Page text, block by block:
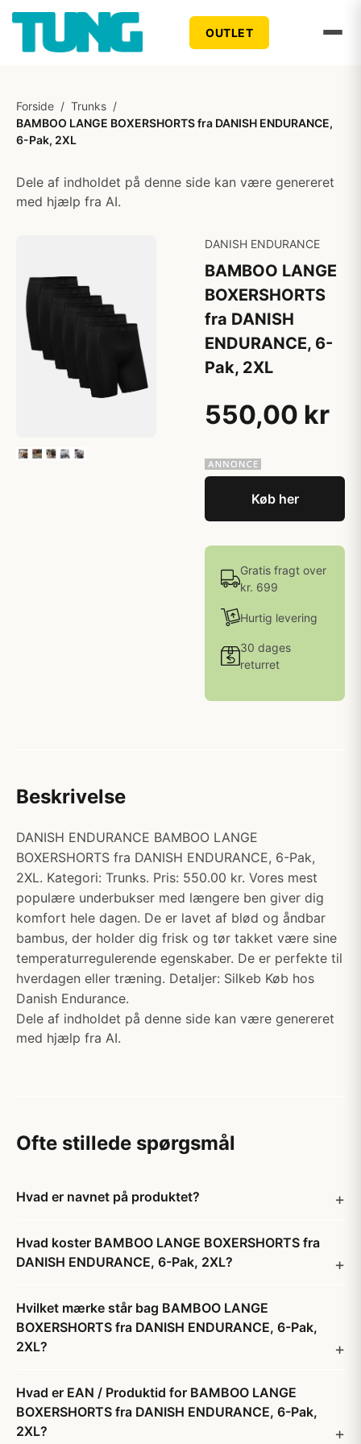
OUTLET
Forside / Trunks /
BAMBOO LANGE BOXERSHORTS fra DANISH ENDURANCE,
6-Pak, 2XL
Dele af indholdet på denne side kan være genereret
med hjælp fra AI.
DANISH ENDURANCE
BAMBOO LANGE
BOXERSHORTS
fra DANISH
ENDURANCE, 6-
Pak, 2XL
550,00 kr
Køb her
Gratis fragt over
kr. 699
Hurtig levering
30 dages
returret
Beskrivelse
DANISH ENDURANCE BAMBOO LANGE
BOXERSHORTS fra DANISH ENDURANCE, 6-Pak,
2XL. Kategori: Trunks. Pris: 550.00 kr. Vores mest
populære underbukser med længere ben giver dig
komfort hele dagen. De er lavet af blød og åndbar
bambus, der holder dig frisk og tør takket være sine
temperaturregulerende egenskaber. De er perfekte til
hverdagen eller træning. Detaljer: Silkeb Køb hos
Danish Endurance.
Dele af indholdet på denne side kan være genereret
med hjælp fra AI.
Ofte stillede spørgsmål
Hvad er navnet på produktet?
Hvad koster BAMBOO LANGE BOXERSHORTS fra
DANISH ENDURANCE, 6-Pak, 2XL?
Hvilket mærke står bag BAMBOO LANGE
BOXERSHORTS fra DANISH ENDURANCE, 6-Pak,
2XL?
Hvad er EAN / Produktid for BAMBOO LANGE
BOXERSHORTS fra DANISH ENDURANCE, 6-Pak,
2XL?